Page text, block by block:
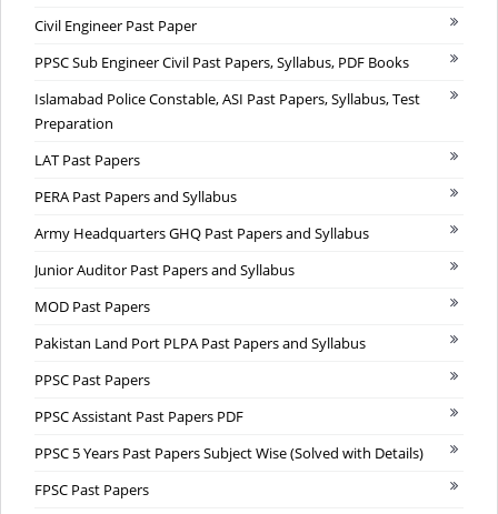
Civil Engineer Past Paper
PPSC Sub Engineer Civil Past Papers, Syllabus, PDF Books
Islamabad Police Constable, ASI Past Papers, Syllabus, Test
Preparation
LAT Past Papers
PERA Past Papers and Syllabus
Army Headquarters GHQ Past Papers and Syllabus
Junior Auditor Past Papers and Syllabus
MOD Past Papers
Pakistan Land Port PLPA Past Papers and Syllabus
PPSC Past Papers
PPSC Assistant Past Papers PDF
PPSC 5 Years Past Papers Subject Wise (Solved with Details)
FPSC Past Papers